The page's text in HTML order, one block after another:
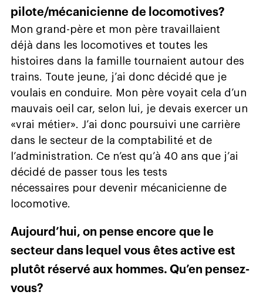
pilote/mécanicienne de locomotives?
Mon grand-père et mon père travaillaient
déjà dans les locomotives et toutes les
histoires dans la famille tournaient autour des
trains. Toute jeune, j’ai donc décidé que je
voulais en conduire. Mon père voyait cela d’un
mauvais oeil car, selon lui, je devais exercer un
«vrai métier». J’ai donc poursuivi une carrière
dans le secteur de la comptabilité et de
l’administration. Ce n’est qu’à 40 ans que j’ai
décidé de passer tous les tests
nécessaires pour devenir mécanicienne de
locomotive.
Aujourd’hui, on pense encore que le
secteur dans lequel vous êtes active est
plutôt réservé aux hommes. Qu’en pensez-
vous?